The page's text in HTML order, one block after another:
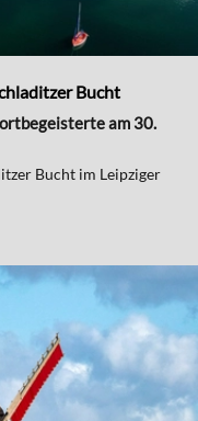
Bucht
am 30.
Bucht im Leipziger